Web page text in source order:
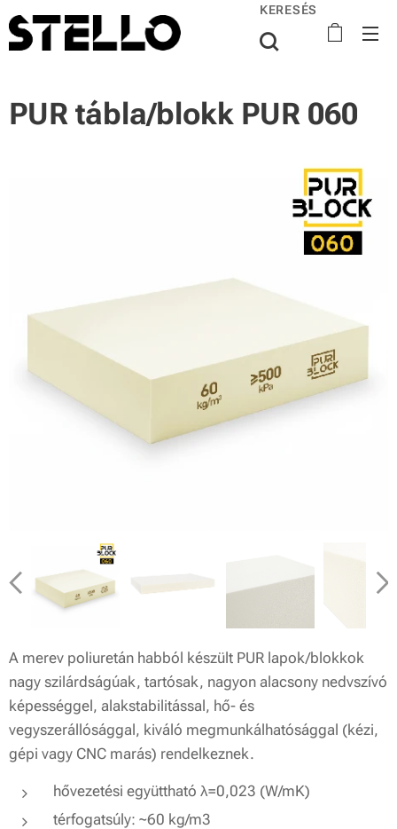
KERESÉS
PUR tábla/blokk PUR 060
A merev poliuretán habból készült PUR lapok/blokkok
nagy szilárdságúak, tartósak, nagyon alacsony nedvszívó
képességgel, alakstabilitással, hő- és
vegyszerállósággal, kiváló megmunkálhatósággal (kézi,
gépi vagy CNC marás) rendelkeznek.
hővezetési együttható λ=0,023 (W/mK)
térfogatsúly: ~60 kg/m3